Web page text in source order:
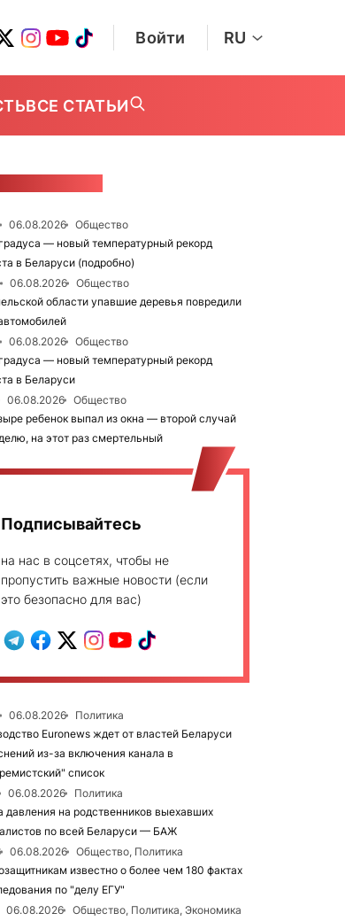
Войти RU
ВСЕ СТАТЬИ
06.08.2026
Общество
— новый температурный рекорд
в Беларуси (подробно)
06.08.2026
Общество
области упавшие деревья повредили
06.08.2026
Общество
— новый температурный рекорд
в Беларуси
06.08.2026
Общество
ребенок выпал из окна — второй случай
на этот раз смертельный
Подписывайтесь
на нас в соцсетях, чтобы не
пропустить важные новости (если
это безопасно для вас)
06.08.2026
Политика
Euronews ждет от властей Беларуси
из-за включения канала в
список
06.08.2026
Политика
давления на родственников выехавших
по всей Беларуси — БАЖ
06.08.2026
Общество, Политика
известно о более чем 180 фактах
по "делу ЕГУ"
06.08.2026
Общество, Политика, Экономика